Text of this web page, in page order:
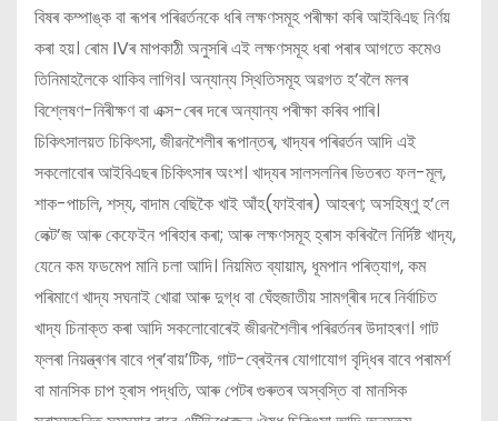
বিষৰ কম্পাঙ্ক বা ৰূপৰ পৰিৱৰ্তনকে ধৰি লক্ষণসমূহ পৰীক্ষা কৰি আইবিএছ নিৰ্ণয়
কৰা হয়। ৰোম IVৰ মাপকাঠী অনুসৰি এই লক্ষণসমূহ ধৰা পৰাৰ আগতে কমেও
তিনিমাহলৈকে থাকিব লাগিব। অন্যান্য স্থিতিসমূহ অৱগত হ’বলৈ মলৰ
বিশ্লেষণ-নিৰীক্ষণ বা এক্স-ৰেৰ দৰে অন্যান্য পৰীক্ষা কৰিব পাৰি।
চিকিৎসালয়ত চিকিৎসা, জীৱনশৈলীৰ ৰূপান্তৰ, খাদ্যৰ পৰিৱৰ্তন আদি এই
সকলোবোৰ আইবিএছৰ চিকিৎসাৰ অংশ। খাদ্যৰ সালসলনিৰ ভিতৰত ফল-মূল,
শাক-পাচলি, শস্য, বাদাম বেছিকৈ খাই আঁহ(ফাইবাৰ) আহৰণ; অসহিষ্ণু হ’লে
লেক্ট’জ আৰু কেফেইন পৰিহাৰ কৰা; আৰু লক্ষণসমূহ হ্ৰাস কৰিবলৈ নিৰ্দিষ্ট খাদ্য,
যেনে কম ফডমেপ মানি চলা আদি। নিয়মিত ব্যায়াম, ধূমপান পৰিত্যাগ, কম
পৰিমাণে খাদ্য সঘনাই খোৱা আৰু দুগ্ধ বা ঘেঁহুজাতীয় সামগ্ৰীৰ দৰে নিৰ্বাচিত
খাদ্য চিনাক্ত কৰা আদি সকলোবোৰেই জীৱনশৈলীৰ পৰিৱৰ্তনৰ উদাহৰণ। গাট
ফ্লৰা নিয়ন্ত্ৰণৰ বাবে প্ৰ’বায়’টিক, গাট-ব্ৰেইনৰ যোগাযোগ বৃদ্ধিৰ বাবে পৰামৰ্শ
বা মানসিক চাপ হ্ৰাস পদ্ধতি, আৰু পেটৰ গুৰুতৰ অস্বস্তি বা মানসিক